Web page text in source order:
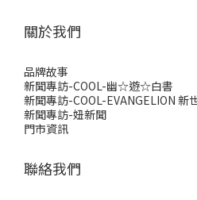
關於我們
品牌故事
新聞專訪-COOL-幽☆遊☆白書
新聞專訪-COOL-EVANGELION 新
新聞專訪-妞新聞
門市資訊
聯絡我們